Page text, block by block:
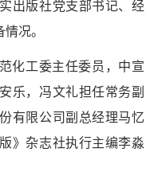
出版社党支部书记、经
况。
化工委主任委员，中宣
乐，冯文礼担任常务副
有限公司副总经理马忆
》杂志社执行主编李淼